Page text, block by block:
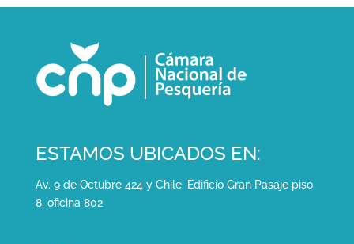
ESTAMOS UBICADOS EN:
Av. 9 de Octubre 424 y Chile. Edificio Gran Pasaje piso
8, oficina 802